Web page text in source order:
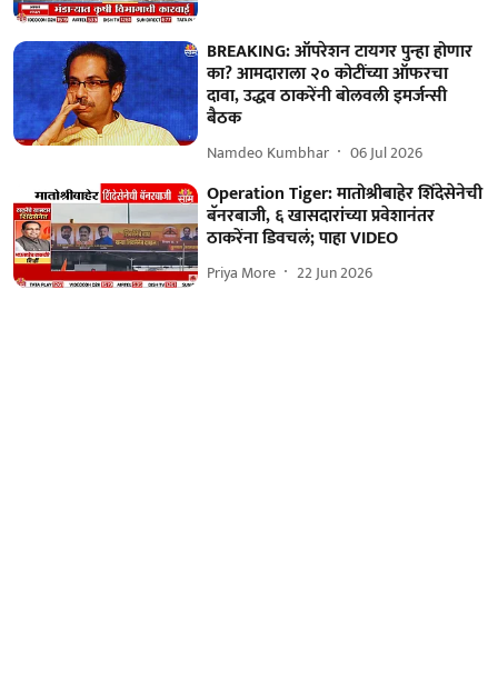
BREAKING: ऑपरेशन टायगर पुन्हा होणार
का? आमदाराला २० कोटींच्या ऑफरचा
दावा, उद्धव ठाकरेंनी बोलवली इमर्जन्सी
बैठक
Namdeo Kumbhar 06 Jul 2026
Operation Tiger: मातोश्रीबाहेर शिंदेसेनेची
बॅनरबाजी, ६ खासदारांच्या प्रवेशानंतर
ठाकरेंना डिवचलं; पाहा VIDEO
Priya More 22 Jun 2026